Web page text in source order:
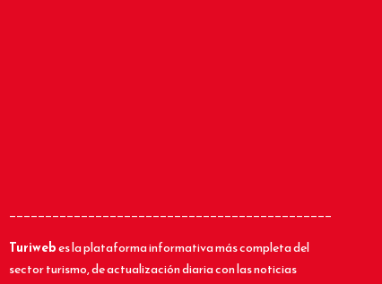
_____________________________________________
Turiwebes la plataforma informativa más completa del
sector turismo, de actualización diaria con las noticias